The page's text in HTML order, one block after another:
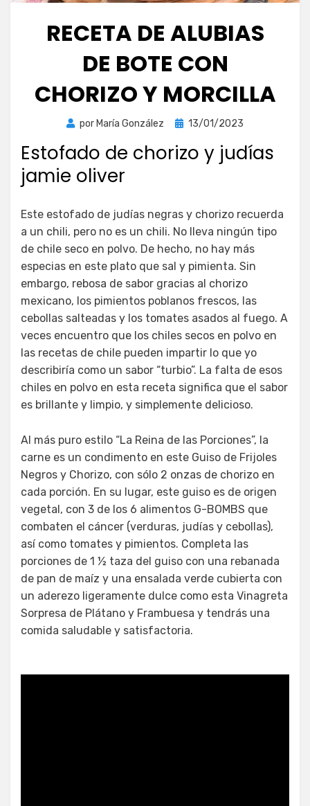
RECETA DE ALUBIAS
DE BOTE CON
CHORIZO Y MORCILLA
por María González
Publicada
13/01/2023
Estofado de chorizo y judías
jamie oliver
Este estofado de judías negras y chorizo recuerda
a un chili, pero no es un chili. No lleva ningún tipo
de chile seco en polvo. De hecho, no hay más
especias en este plato que sal y pimienta. Sin
embargo, rebosa de sabor gracias al chorizo
mexicano, los pimientos poblanos frescos, las
cebollas salteadas y los tomates asados al fuego. A
veces encuentro que los chiles secos en polvo en
las recetas de chile pueden impartir lo que yo
describiría como un sabor “turbio”. La falta de esos
chiles en polvo en esta receta significa que el sabor
es brillante y limpio, y simplemente delicioso.
Al más puro estilo “La Reina de las Porciones”, la
carne es un condimento en este Guiso de Frijoles
Negros y Chorizo, con sólo 2 onzas de chorizo en
cada porción. En su lugar, este guiso es de origen
vegetal, con 3 de los 6 alimentos G-BOMBS que
combaten el cáncer (verduras, judías y cebollas),
así como tomates y pimientos. Completa las
porciones de 1 ½ taza del guiso con una rebanada
de pan de maíz y una ensalada verde cubierta con
un aderezo ligeramente dulce como esta Vinagreta
Sorpresa de Plátano y Frambuesa y tendrás una
comida saludable y satisfactoria.